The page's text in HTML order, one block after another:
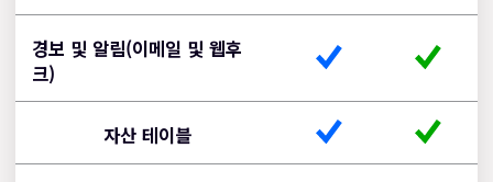
경보 및 알림(이메일 및 웹후
크)
자산 테이블